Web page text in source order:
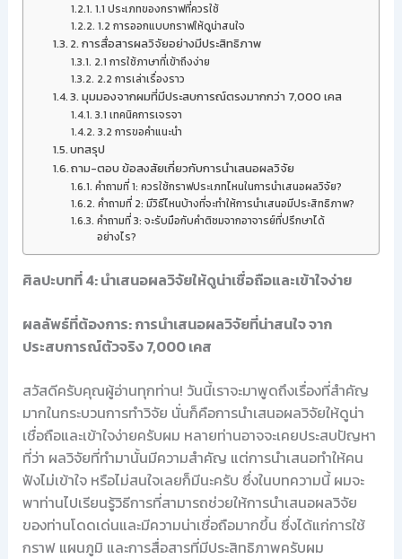
1.1 ประเภทของกราฟที่ควรใช้
1.2 การออกแบบกราฟให้ดูน่าสนใจ
2. การสื่อสารผลวิจัยอย่างมีประสิทธิภาพ
2.1 การใช้ภาษาที่เข้าถึงง่าย
2.2 การเล่าเรื่องราว
3. มุมมองจากผมที่มีประสบการณ์ตรงมากกว่า 7,000 เคส
3.1 เทคนิคการเจรจา
3.2 การขอคำแนะนำ
บทสรุป
ถาม-ตอบ ข้อสงสัยเกี่ยวกับการนำเสนอผลวิจัย
คำถามที่ 1: ควรใช้กราฟประเภทไหนในการนำเสนอผลวิจัย?
คำถามที่ 2: มีวิธีไหนบ้างที่จะทำให้การนำเสนอมีประสิทธิภาพ?
คำถามที่ 3: จะรับมือกับคำติชมจากอาจารย์ที่ปรึกษาได้
อย่างไร?
ศิลปะบทที่ 4: นำเสนอผลวิจัยให้ดูน่าเชื่อถือและเข้าใจง่าย
ผลลัพธ์ที่ต้องการ: การนำเสนอผลวิจัยที่น่าสนใจ จาก
ประสบการณ์ตัวจริง 7,000 เคส
สวัสดีครับคุณผู้อ่านทุกท่าน! วันนี้เราจะมาพูดถึงเรื่องที่สำคัญ
มากในกระบวนการทำวิจัย นั่นก็คือการนำเสนอผลวิจัยให้ดูน่า
เชื่อถือและเข้าใจง่ายครับผม หลายท่านอาจจะเคยประสบปัญหา
ที่ว่า ผลวิจัยที่ทำมานั้นมีความสำคัญ แต่การนำเสนอทำให้คน
ฟังไม่เข้าใจ หรือไม่สนใจเลยก็มีนะครับ ซึ่งในบทความนี้ ผมจะ
พาท่านไปเรียนรู้วิธีการที่สามารถช่วยให้การนำเสนอผลวิจัย
ของท่านโดดเด่นและมีความน่าเชื่อถือมากขึ้น ซึ่งได้แก่การใช้
กราฟ แผนภูมิ และการสื่อสารที่มีประสิทธิภาพครับผม